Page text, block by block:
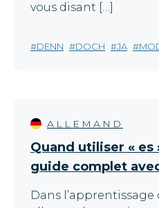
vous disant […]
DENN DOCH JA
ALLEMAND
Quand utiliser « es
guide complet
Dans l’apprentissage